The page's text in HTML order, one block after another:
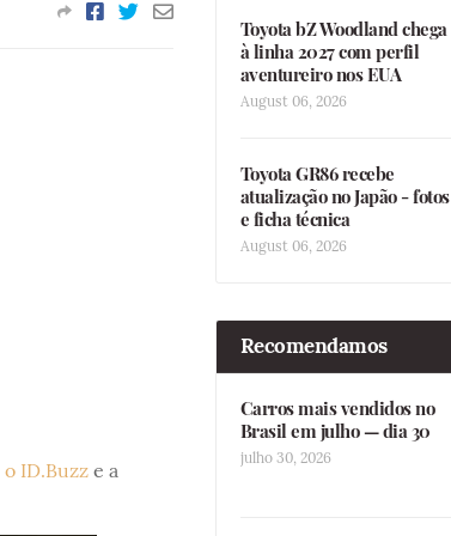
o ID.Buzze a
Toyota bZ Woodland chega
à linha 2027 com perfil
aventureiro nos EUA
August 06, 2026
Toyota GR86 recebe
atualização no Japão - fotos
e ficha técnica
August 06, 2026
Recomendamos
Carros mais vendidos no
Brasil em julho — dia 30
julho 30, 2026